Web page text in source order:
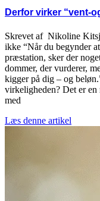
Derfor virker “vent-
Skrevet af Nikoline
ikke “Når du begynder
præstation, sker der
dommer, der vurderer,
kigger på dig – og
virkeligheden? Det er en
med
Læs denne artikel